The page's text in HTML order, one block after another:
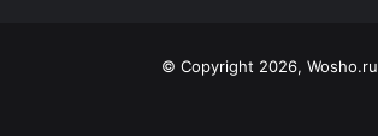
© Copyright 2026, Wosho.ru